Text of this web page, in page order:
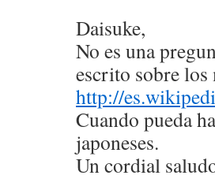
Daisuke,
No es una
escrito sobre los
http://
Cuando pueda
japoneses.
Un cordial